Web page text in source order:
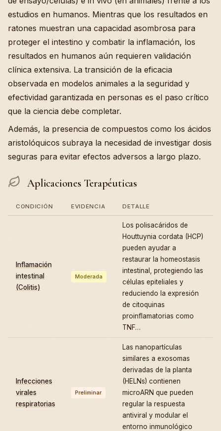
estudios en humanos. Mientras que los resultados en
ratones muestran una capacidad asombrosa para
proteger el intestino y combatir la inflamación, los
resultados en humanos aún requieren validación
clínica extensiva. La transición de la eficacia
observada en modelos animales a la seguridad y
efectividad garantizada en personas es el paso crítico
que la ciencia debe completar.
Además, la presencia de compuestos como los ácidos
aristolóquicos subraya la necesidad de investigar dosis
seguras para evitar efectos adversos a largo plazo.
Aplicaciones Terapéuticas
CONDICIÓN EVIDENCIA DETALLE
Inflamación
intestinal
(Colitis)
Moderada
Los polisacáridos de
Houttuynia cordata (HCP)
pueden ayudar a
restaurar la homeostasis
intestinal, protegiendo las
células epiteliales y
reduciendo la expresión
de citoquinas
proinflamatorias como
TNF…
Infecciones
virales
respiratorias
Preliminar
Las nanopartículas
similares a exosomas
derivadas de la planta
(HELNs) contienen
microARN que pueden
regular la respuesta
antiviral y modular el
entorno inmunológico